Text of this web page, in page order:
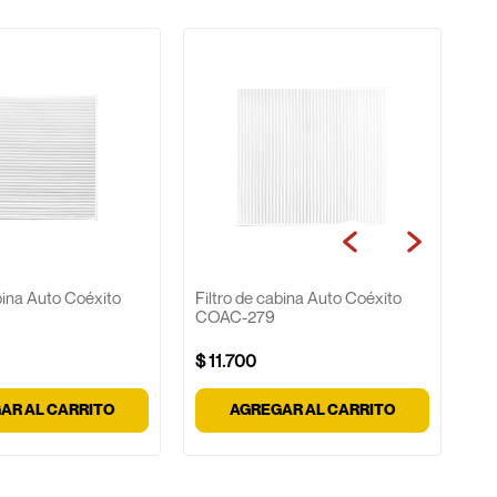
Auto Coéxito
AL CARRITO
Filtro de cabina Auto Coéxito
COAC-279
$11.700
AGREGAR AL CARRITO